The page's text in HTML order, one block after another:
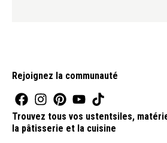
Rejoignez la communauté
Trouvez tous vos ustentsiles,
la pâtisserie et la cuisine